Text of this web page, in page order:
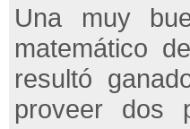
Una muy
matemático
resultó
proveer dos